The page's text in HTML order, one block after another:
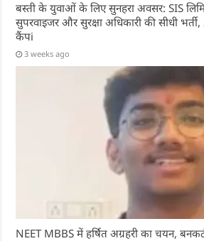
बस्ती के युवाओं के लिए सुनहरा अवसर: SIS
सुपरवाइजर और सुरक्षा अधिकारी की सीधी
कैंपi
3 weeks ago
NEET MBBS में हर्षित अग्रहरी का चयन,